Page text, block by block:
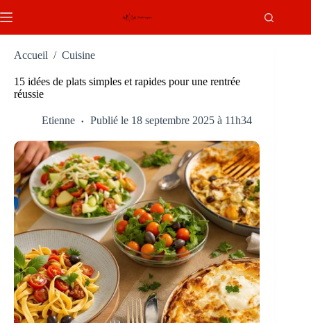
au
Accueil / Cuisine
15 idées de plats simples et rapides pour une rentrée
réussie
Etienne Publié le 18 septembre 2025 à 11h34